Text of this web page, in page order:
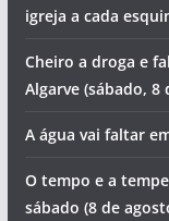
igreja a cada
Cheiro a droga e
Algarve (sábado, 8
A água vai faltar
O tempo e a
sábado (8 de